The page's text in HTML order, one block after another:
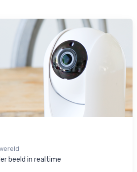
beeld in realtime